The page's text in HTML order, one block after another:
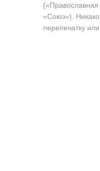
«Союз»).
перепечатку